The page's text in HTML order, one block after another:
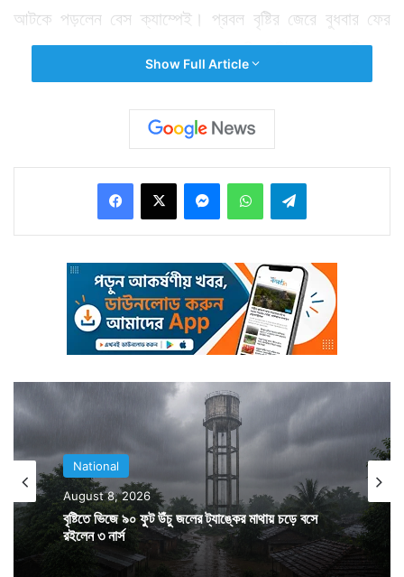
আটকে পড়লেন বেস ক্যাম্পেই। প্রবল বৃষ্টির জেরে বুধবার ফের
বন্ধ হয়ে গেল অমরনাথ যাত্রা। ৪৭ কিলোমিটারের পাহাড়ি পথ
ধরে অমরনাথ গুহা পর্যন্ত পৌঁছতে পুণ্যার্থীদের পায়ে হেঁটে যাত্রা
শুরু হয় জম্মু কাশ্মীরের পহেলগাম ও বালতাল থেকে। মঙ্গলবার থেকে
প্রবল বৃষ্টিতে সেই ২টি বেস ক্যাম্পেই আটকে পড়েছেন পুণ্যার্থীরা।
পাহাড়ের ওপর গুহামুখ পর্যন্ত পৌঁছনোর পথ বৃষ্টিতে ধুয়ে গেছে।
গত মঙ্গলবারই রেলপাটরি ও ব্রারিমার্গের মাঝে ধস নেমে ৪ পুণ্যার্থীর
মৃত্যু হয়েছে। তাই কোনও ঝুঁকি নিতে রাজি নয় প্রশাসন। কারণ
Show Full Article
National
August 8, 2026
বৃষ্টিতে ভিজে ৯০ ফুট উঁচু জলের ট্যাঙ্কের মাথায় চড়ে বসে
রইলেন ৩ নার্স